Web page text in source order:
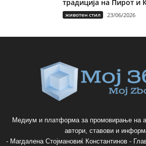
традиција на Пирот и
животен стил 23/06/2026
Медиум и платформа за промовирање на
автори, ставови и
- Магдалена Стојмановиќ Константинов -